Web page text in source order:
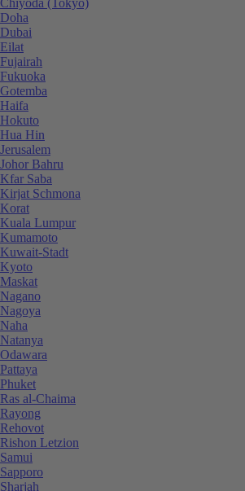
Doha
Dubai
Eilat
Fujairah
Fukuoka
Gotemba
Haifa
Hokuto
Hua Hin
Jerusalem
Johor Bahru
Kfar Saba
Kirjat Schmona
Korat
Kuala Lumpur
Kumamoto
Kuwait-Stadt
Kyoto
Maskat
Nagano
Nagoya
Naha
Natanya
Odawara
Pattaya
Phuket
Ras al-Chaima
Rayong
Rehovot
Rishon Letzion
Samui
Sapporo
Sharjah